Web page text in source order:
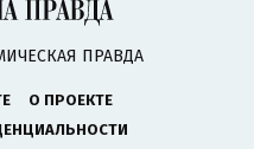
ПРАВДА
О ПРОЕКТЕ